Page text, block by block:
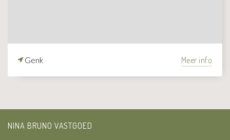
Genk Meer info
NINA BRUNO VASTGOED